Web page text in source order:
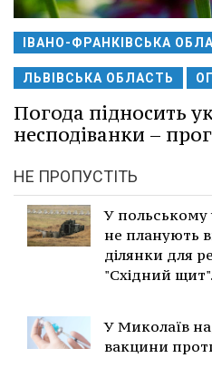
ІВАНО-ФРАНКІВСЬКА
ЛЬВІВСЬКА ОБЛАСТЬ
Погода підносить
несподіванки –
НЕ ПРОПУСТІТЬ
У польському
не планують
ділянки для
"Східний щит".
У Миколаїв
вакцини